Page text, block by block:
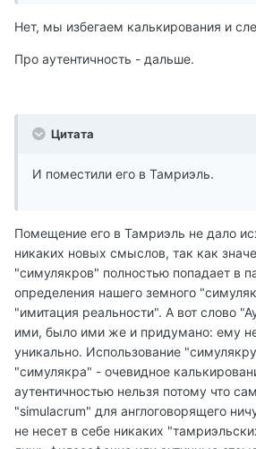
Нет, мы избегаем калькирования и
Про аутентичность - дальше.
Цитата
И поместили его в Тамриэль.
Помещение его в Тамриэль не дало
никаких новых смыслов, так как
"симулякров" полностью попадает в
определения нашего земного
"имитация реальности". А вот слово
ими, было ими же и придумано: ему
уникально. Использование
"симулякра" - очевидное
аутентичностью нельзя потому что
"simulacrum" для англоговорящего
не несет в себе никаких